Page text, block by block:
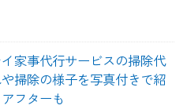
イ家事代行サービスの掃除代
掃除の様子を写真付きで紹
フターも